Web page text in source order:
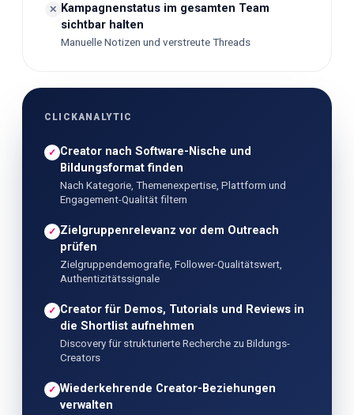
✕
Kampagnenstatus im gesamten Team
sichtbar halten
Manuelle Notizen und verstreute Threads
CLICKANALYTIC
✓ Creator nach Software-Nische und
Bildungsformat finden
Nach Kategorie, Themenexpertise, Plattform und
Engagement-Qualität filtern
✓ Zielgruppenrelevanz vor dem Outreach
prüfen
Zielgruppendemografie, Follower-Qualitätswert,
Authentizitätssignale
✓ Creator für Demos, Tutorials und Reviews in
die Shortlist aufnehmen
Discovery für strukturierte Recherche zu Bildungs-
Creators
✓ Wiederkehrende Creator-Beziehungen
verwalten